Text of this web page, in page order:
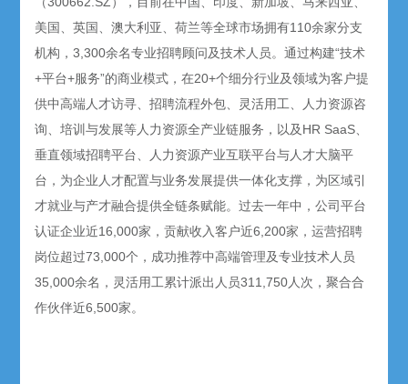
美国、英国、澳大利亚、荷兰等全球市场拥有110余家分支
机构，3,300余名专业招聘顾问及技术人员。通过构建“技术
+平台+服务”的商业模式，在20+个细分行业及领域为客户提
供中高端人才访寻、招聘流程外包、灵活用工、人力资源咨
询、培训与发展等人力资源全产业链服务，以及HR SaaS、
垂直领域招聘平台、人力资源产业互联平台与人才大脑平
台，为企业人才配置与业务发展提供一体化支撑，为区域引
才就业与产才融合提供全链条赋能。过去一年中，公司平台
认证企业近16,000家，贡献收入客户近6,200家，运营招聘
岗位超过73,000个，成功推荐中高端管理及专业技术人员
35,000余名，灵活用工累计派出人员311,750人次，聚合合
作伙伴近6,500家。